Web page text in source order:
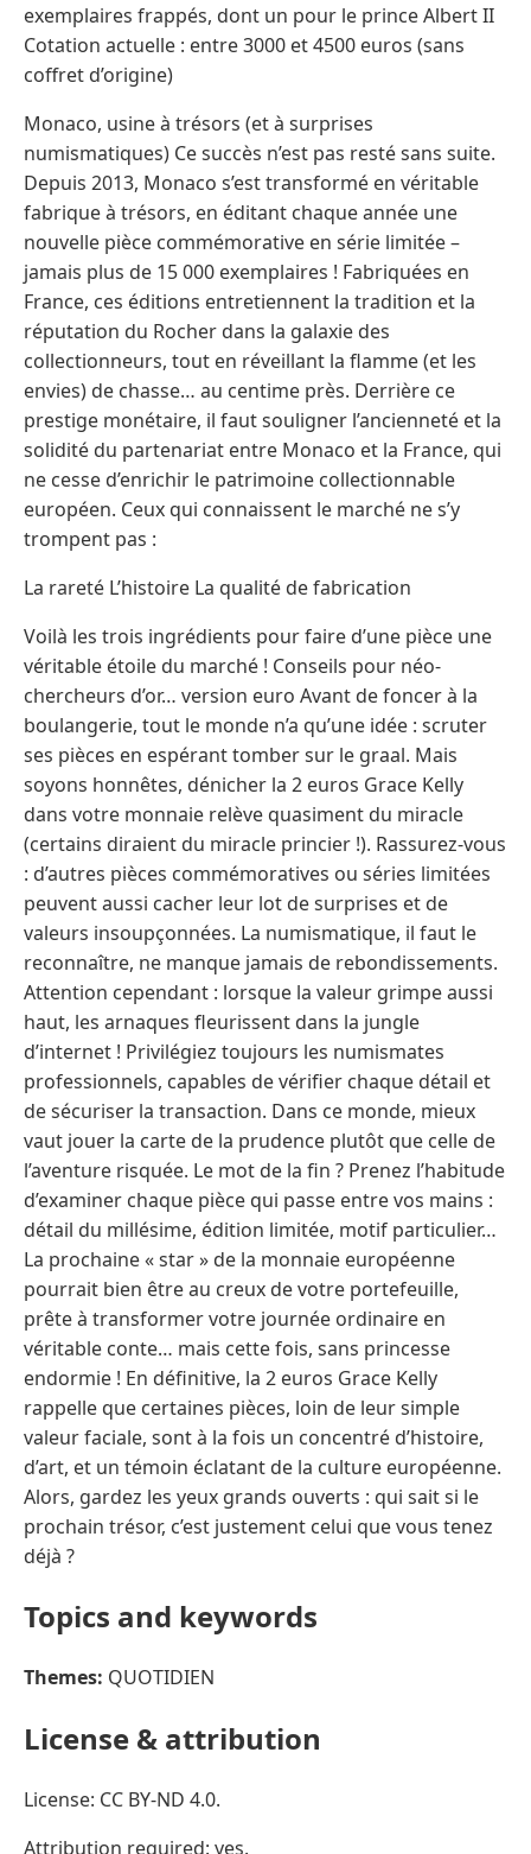
exemplaires frappés, dont un pour le prince Albert II
Cotation actuelle : entre 3000 et 4500 euros (sans
coffret d’origine)
Monaco, usine à trésors (et à surprises
numismatiques) Ce succès n’est pas resté sans suite.
Depuis 2013, Monaco s’est transformé en véritable
fabrique à trésors, en éditant chaque année une
nouvelle pièce commémorative en série limitée –
jamais plus de 15 000 exemplaires ! Fabriquées en
France, ces éditions entretiennent la tradition et la
réputation du Rocher dans la galaxie des
collectionneurs, tout en réveillant la flamme (et les
envies) de chasse… au centime près. Derrière ce
prestige monétaire, il faut souligner l’ancienneté et la
solidité du partenariat entre Monaco et la France, qui
ne cesse d’enrichir le patrimoine collectionnable
européen. Ceux qui connaissent le marché ne s’y
trompent pas :
La rareté L’histoire La qualité de fabrication
Voilà les trois ingrédients pour faire d’une pièce une
véritable étoile du marché ! Conseils pour néo-
chercheurs d’or… version euro Avant de foncer à la
boulangerie, tout le monde n’a qu’une idée : scruter
ses pièces en espérant tomber sur le graal. Mais
soyons honnêtes, dénicher la 2 euros Grace Kelly
dans votre monnaie relève quasiment du miracle
(certains diraient du miracle princier !). Rassurez-vous
: d’autres pièces commémoratives ou séries limitées
peuvent aussi cacher leur lot de surprises et de
valeurs insoupçonnées. La numismatique, il faut le
reconnaître, ne manque jamais de rebondissements.
Attention cependant : lorsque la valeur grimpe aussi
haut, les arnaques fleurissent dans la jungle
d’internet ! Privilégiez toujours les numismates
professionnels, capables de vérifier chaque détail et
de sécuriser la transaction. Dans ce monde, mieux
vaut jouer la carte de la prudence plutôt que celle de
l’aventure risquée. Le mot de la fin ? Prenez l’habitude
d’examiner chaque pièce qui passe entre vos mains :
détail du millésime, édition limitée, motif particulier…
La prochaine « star » de la monnaie européenne
pourrait bien être au creux de votre portefeuille,
prête à transformer votre journée ordinaire en
véritable conte… mais cette fois, sans princesse
endormie ! En définitive, la 2 euros Grace Kelly
rappelle que certaines pièces, loin de leur simple
valeur faciale, sont à la fois un concentré d’histoire,
d’art, et un témoin éclatant de la culture européenne.
Alors, gardez les yeux grands ouverts : qui sait si le
prochain trésor, c’est justement celui que vous tenez
déjà ?
Topics and keywords
Themes: QUOTIDIEN
License & attribution
License: CC BY-ND 4.0.
Attribution required: yes.